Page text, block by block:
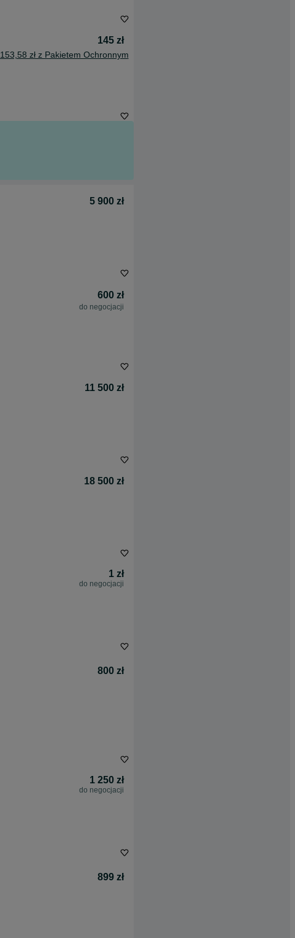
145 zł
153,58 zł z Pakietem Ochronnym
5 900 zł
600 zł
do negocjacji
11 500 zł
18 500 zł
1 zł
do negocjacji
800 zł
1 250 zł
do negocjacji
899 zł